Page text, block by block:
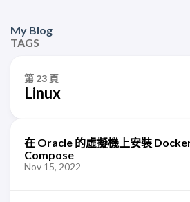
My Blog
TAGS
第 23 頁
Linux
在 Oracle 的虛擬機上安裝
Compose
Nov 15, 2022